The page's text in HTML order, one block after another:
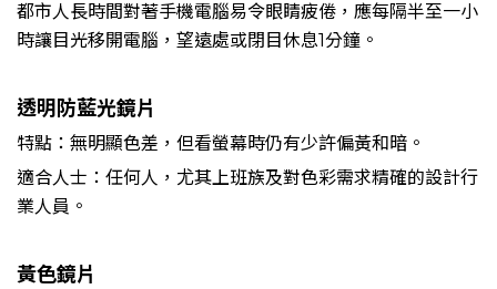
都市人長時間對著手機電腦易令眼睛疲倦，應每隔半至一小
時讓目光移開電腦，望遠處或閉目休息1分鐘。
透明防藍光鏡片
特點：無明顯色差，但看螢幕時仍有少許偏黃和暗。
適合人士：任何人，尤其上班族及對色彩需求精確的設計行
業人員。
黃色鏡片